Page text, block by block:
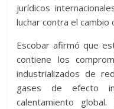
jurídicos
luchar contra el cambio
Escobar afirmó que
contiene los
industrializados de
gases de efecto
calentamiento